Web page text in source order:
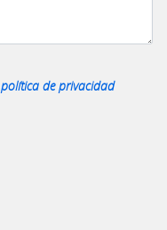
política de privacidad